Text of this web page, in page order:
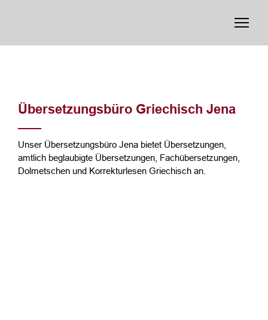
Übersetzungsbüro Griechisch Jena
Unser Übersetzungsbüro Jena bietet Übersetzungen,
amtlich beglaubigte Übersetzungen, Fachübersetzungen,
Dolmetschen und Korrekturlesen Griechisch an.